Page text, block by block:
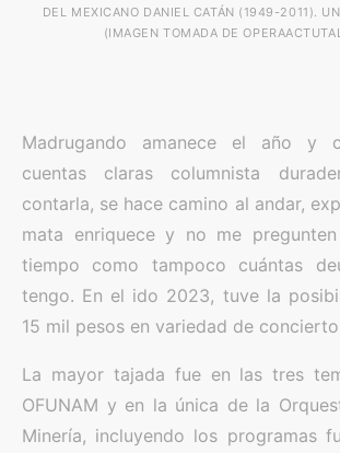
DEL MEXICANO DANIEL CATÁN (1949-2011).
(IMAGEN TOMADA DE
Madrugando amanece el año y
cuentas claras columnista
contarla, se hace camino al andar,
mata enriquece y no me
tiempo como tampoco cuántas
tengo. En el ido 2023, tuve la
15 mil pesos en variedad de
La mayor tajada fue en las tres
OFUNAM y en la única de la
Minería, incluyendo los programas